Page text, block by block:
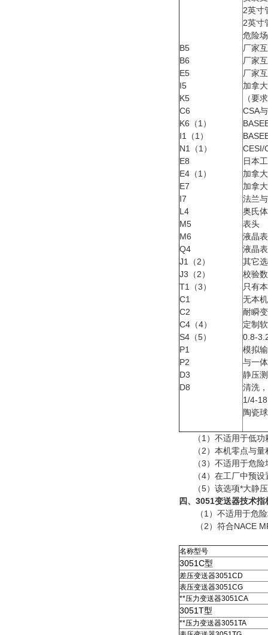
B5
B6
E5
I5
K5
C6
K6（1）
I1（1）
N1（1）
E8
E4（1）
E7
I7
L4
M5
M6
Q4
J1（2）
J3（2）
T1（3）
C1
C2
C4（4）
S4（5）
P1
P2
D3
D8
2英寸
2英寸
危险
厂家
厂家
厂家
加拿
（要
CSA
CESI/
日本
加拿
加拿
法兰
奥氏
表头
液晶
液晶
其它
校验
只有
无本
耐瞬
定制
0.8-
模拟
与一
静压
清洗
1/4-
陶瓷
（1）不适用于低功
（2）本机零点与量
（3）不适用于危险
（4）在工厂中预设
（5）该选项*大静压
四、3051变送器技术指
（1）不适用于危险
（2）符合NACE
名称型号
3051C型
差压变送器3051CD
表压变送器3051CG
**压力变送器3051CA
3051T型
**压力变送器3051TA